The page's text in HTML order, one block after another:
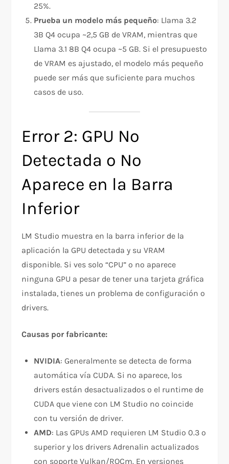
25%.
Prueba un modelo más pequeño: Llama 3.2
3B Q4 ocupa ~2,5 GB de VRAM, mientras que
Llama 3.1 8B Q4 ocupa ~5 GB. Si el presupuesto
de VRAM es ajustado, el modelo más pequeño
puede ser más que suficiente para muchos
casos de uso.
Error 2: GPU No
Detectada o No
Aparece en la Barra
Inferior
LM Studio muestra en la barra inferior de la
aplicación la GPU detectada y su VRAM
disponible. Si ves solo “CPU” o no aparece
ninguna GPU a pesar de tener una tarjeta gráfica
instalada, tienes un problema de configuración o
drivers.
Causas por fabricante:
NVIDIA: Generalmente se detecta de forma
automática vía CUDA. Si no aparece, los
drivers están desactualizados o el runtime de
CUDA que viene con LM Studio no coincide
con tu versión de driver.
AMD: Las GPUs AMD requieren LM Studio 0.3 o
superior y los drivers Adrenalin actualizados
con soporte Vulkan/ROCm. En versiones